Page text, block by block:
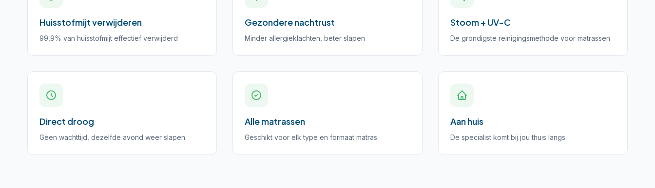
Huisstofmijt verwijderen
99,9% van huisstofmijt effectief verwijderd
Gezondere nachtrust
Minder allergieklachten, beter slapen
Stoom + UV-C
De grondigste reinigingsmethode voor matrassen
Direct droog
Geen wachttijd, dezelfde avond weer slapen
Alle matrassen
Geschikt voor elk type en formaat matras
Aan huis
De specialist komt bij jou thuis langs